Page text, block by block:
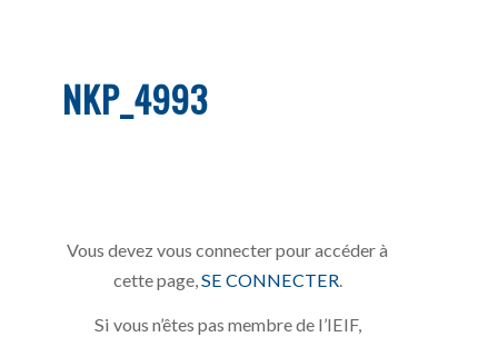
NKP_4993
Vous devez vous connecter pour accéder à
cette page, SE CONNECTER
Si vous n’êtes pas membre de l’IEIF,